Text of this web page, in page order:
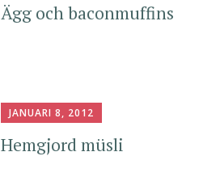
Ägg och baconmuffins
JANUARI 8, 2012
Hemgjord müsli